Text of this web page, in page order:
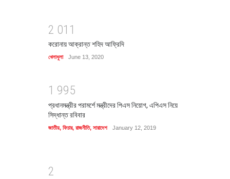
2 01 1
করোনায় আক্রান্ত শহিদ আফ্রিদি
খেলাধুলা June 13, 2020
1 995
প্রধানমন্ত্রীর পরামর্শে মন্ত্রীদের পিএস নিয়োগ, এপিএস নিয়ে
সিদ্ধান্ত রবিবার
জাতীয়, ফিচার, রাজনীতি, সারাদেশ January 12, 2019
2